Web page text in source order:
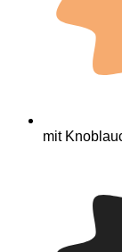
mit